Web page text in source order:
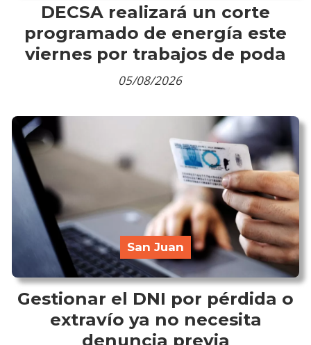
DECSA realizará un corte
programado de energía este
viernes por trabajos de poda
05/08/2026
Gestionar el DNI por pérdida o
extravío ya no necesita
denuncia previa
San Juan